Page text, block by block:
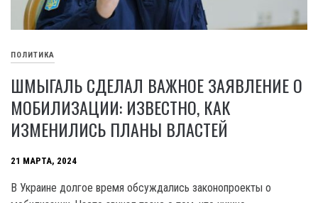
ПОЛИТИКА
ШМЫГАЛЬ СДЕЛАЛ ВАЖНОЕ ЗАЯВЛЕНИЕ О
МОБИЛИЗАЦИИ: ИЗВЕСТНО, КАК
ИЗМЕНИЛИСЬ ПЛАНЫ ВЛАСТЕЙ
21 МАРТА, 2024
В Украине долгое время обсуждались законопроекты о